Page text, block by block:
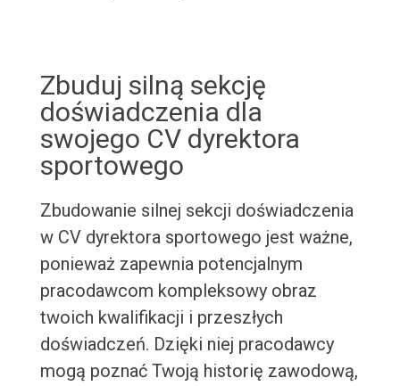
Zbuduj silną sekcję
doświadczenia dla
swojego CV dyrektora
sportowego
Zbudowanie silnej sekcji doświadczenia
w CV dyrektora sportowego jest ważne,
ponieważ zapewnia potencjalnym
pracodawcom kompleksowy obraz
twoich kwalifikacji i przeszłych
doświadczeń. Dzięki niej pracodawcy
mogą poznać Twoją historię zawodową,